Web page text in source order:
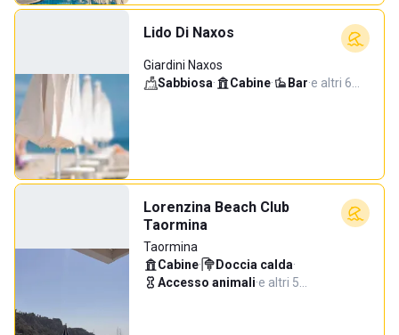
Lido Di Naxos
Giardini Naxos
Sabbiosa· Cabine· Bar·e altri 6…
Lorenzina Beach Club
Taormina
Taormina
Cabine· Doccia calda·
Accesso animali·e altri 5…